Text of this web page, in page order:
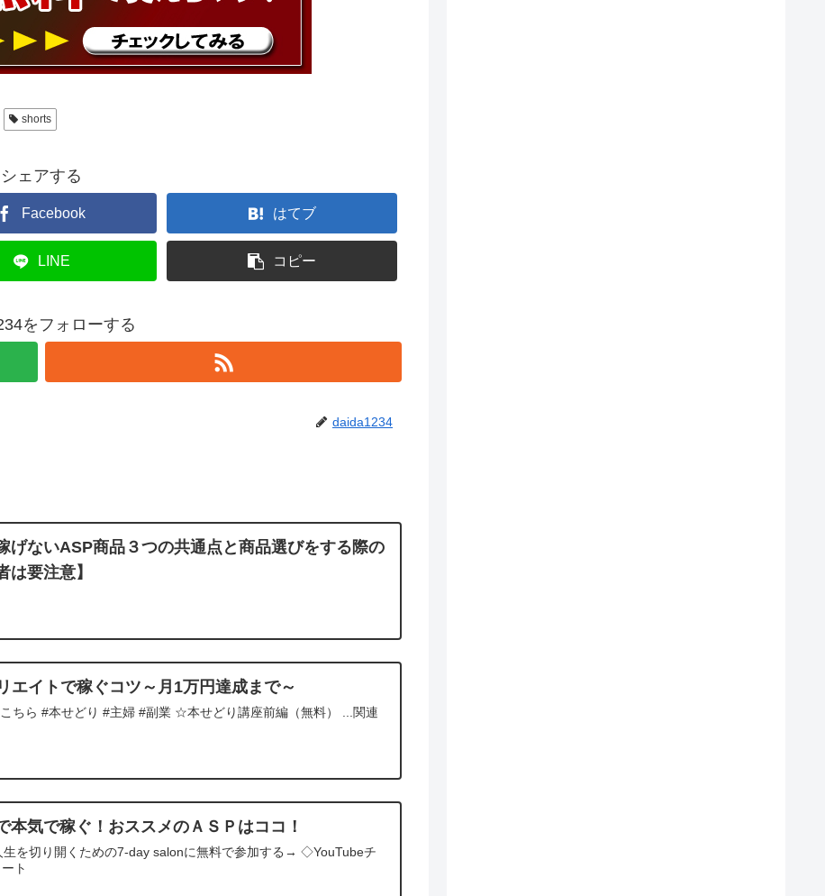
shorts
シェアする
Facebook はてブ
LINE コピー
をフォローする
daida1234
げないASP商品３つの共通点と商品選びをする際の
は要注意】
エイトで稼ぐコツ～月1万円達成まで～
ちら #本せどり #主婦 #副業 ☆本せどり講座前編（無料） ...関連
本気で稼ぐ！おススメのＡＳＰはココ！
生を切り開くための7-day salonに無料で参加する→ ◇YouTubeチ
ト